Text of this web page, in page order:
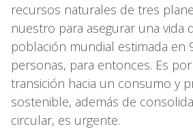
recursos naturales de tres
nuestro para asegurar una vida
población mundial estimada en
personas, para entonces. Es
transición hacia un consumo y
sostenible, además de
circular, es urgente.